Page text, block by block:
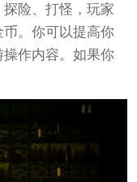
险、打怪，玩家
。你可以提高你
作内容。如果你